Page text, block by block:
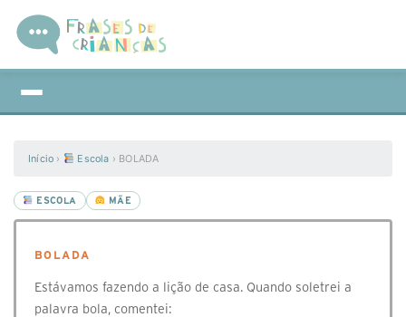
Início › Escola › BOLADA
ESCOLA MÃE
BOLADA
Estávamos fazendo a lição de casa. Quando soletrei a
palavra bola, comentei: